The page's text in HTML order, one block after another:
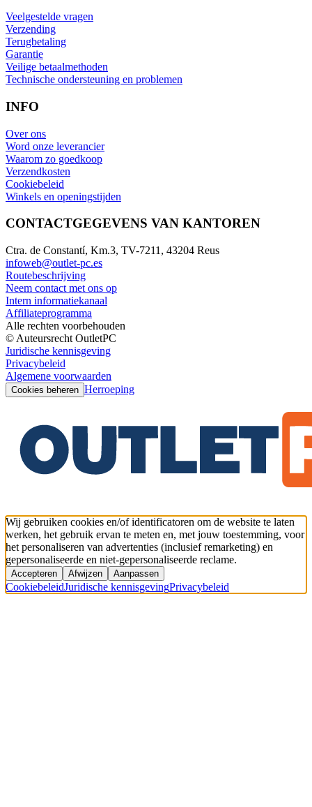
Veelgestelde vragen
Verzending
Terugbetaling
Garantie
Veilige betaalmethoden
Technische ondersteuning en problemen
INFO
Over ons
Word onze leverancier
Waarom zo goedkoop
Verzendkosten
Cookiebeleid
Winkels en openingstijden
CONTACTGEGEVENS VAN KANTOREN
Ctra. de Constantí, Km.3, TV-7211, 43204 Reus
infoweb@outlet-pc.es
Routebeschrijving
Neem contact met ons op
Intern informatiekanaal
Affiliateprogramma
Alle rechten voorbehouden
© Auteursrecht OutletPC
Juridische kennisgeving
Privacybeleid
Algemene voorwaarden
Cookies beheren Herroeping
Wij gebruiken cookies en/of identificatoren om de website te laten
werken, het gebruik ervan te meten en, met jouw toestemming, voor
het personaliseren van advertenties (inclusief remarketing) en
gepersonaliseerde en niet-gepersonaliseerde reclame.
Accepteren Afwijzen Aanpassen
CookiebeleidJuridische kennisgevingPrivacybeleid